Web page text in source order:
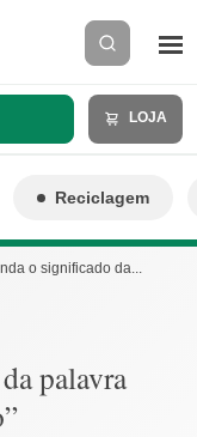
LOJA
Reciclagem
o significado da...
palavra